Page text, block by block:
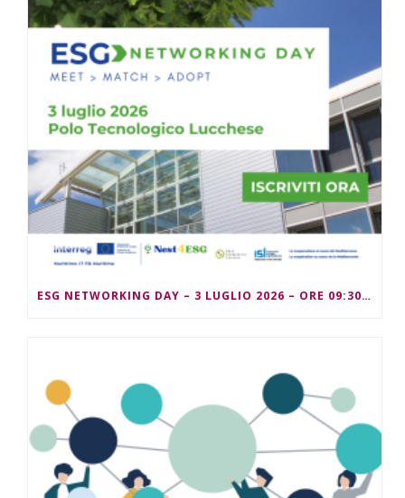
ESG NETWORKING DAY – 3 LUGLIO 2026 – ORE 09:30/13:00